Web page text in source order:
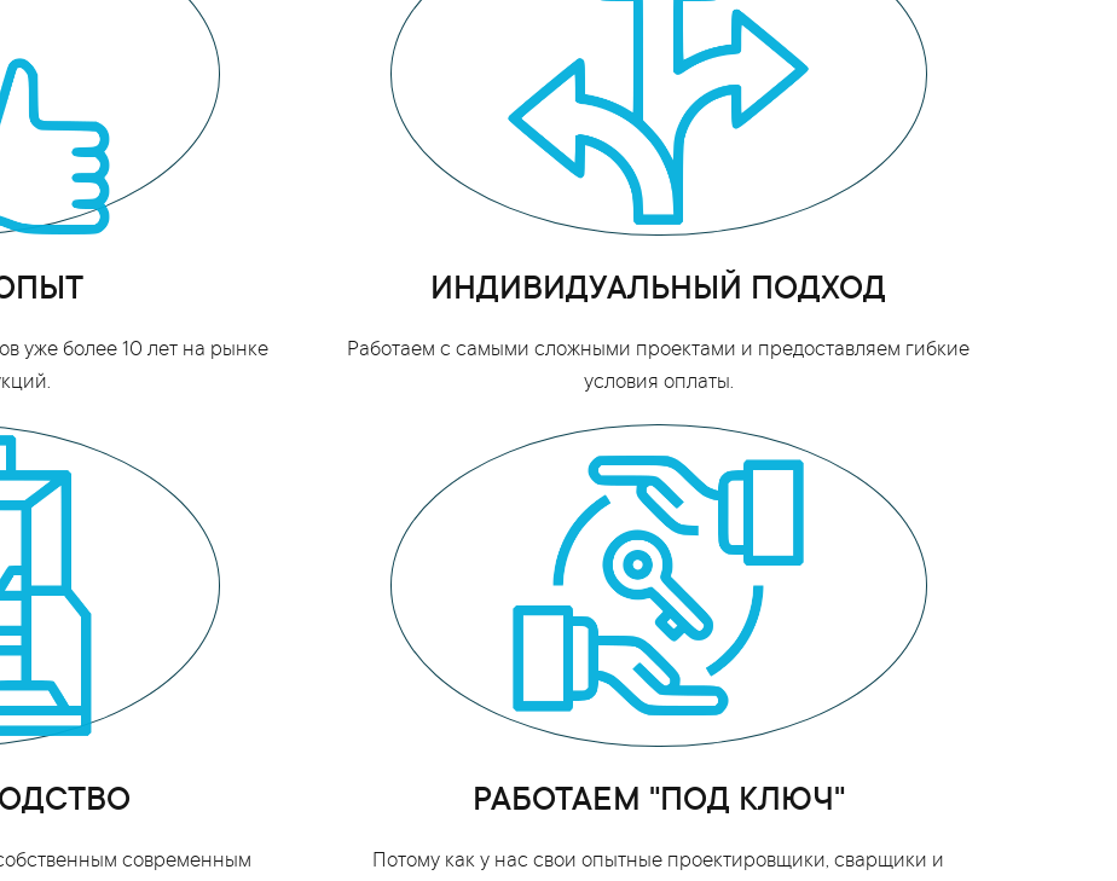
уже более 10 лет на рынке
ИНДИВИДУАЛЬНЫЙ ПОДХОД
Работаем с самыми сложными проектами и предоставляем гибкие
условия оплаты.
современным
РАБОТАЕМ "ПОД КЛЮЧ"
Потому как у нас свои опытные проектировщики, сварщики и